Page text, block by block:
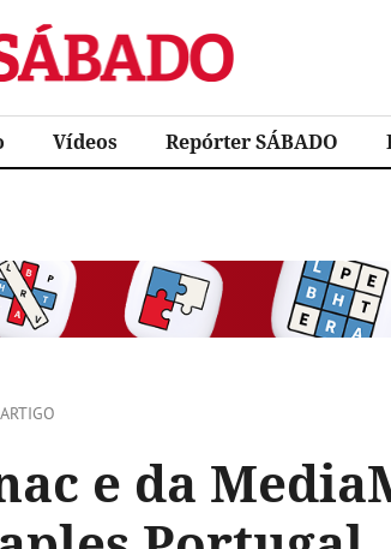
Vídeos Repórter SÁBADO
e da